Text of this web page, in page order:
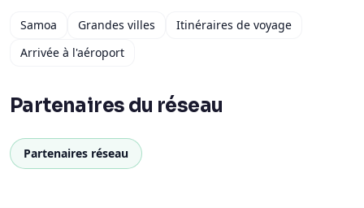
Samoa Grandes villes
Itinéraires de voyage
Arrivée à l'aéroport
Partenaires du réseau
Partenaires réseau